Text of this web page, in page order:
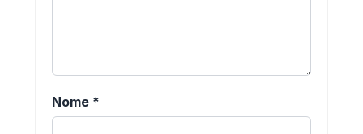
Nome *